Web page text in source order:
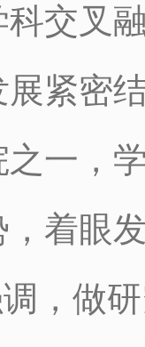
交叉
紧密
一，
着眼
，做